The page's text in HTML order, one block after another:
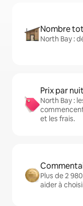
Nombre
North Bay :
Prix par
North Bay :
et les frais.
Plus de 2
aider à